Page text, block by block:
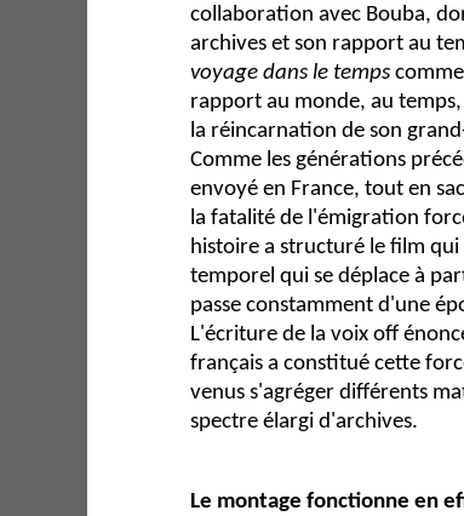
collaboration avec Bouba,
archives et son rapport au
voyage dans le temps
rapport au monde, au
la réincarnation de son
Comme les générations
envoyé en France, tout en
la fatalité de l'émigration
histoire a structuré le film
temporel qui se déplace à
passe constamment d'une
L'écriture de la voix off
français a constitué cette
venus s'agréger différents
spectre élargi d'archives.
Le montage fonctionne en